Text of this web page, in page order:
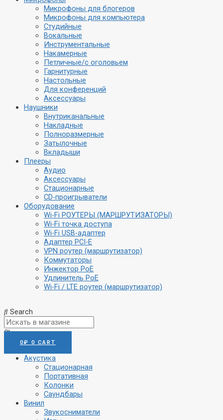
Микрофоны для блогеров
Микрофоны для компьютера
Студийные
Вокальные
Инструментальные
Накамерные
Петличные/с оголовьем
Гарнитурные
Настольные
Для конференций
Аксессуары
Наушники
Внутриканальные
Накладные
Полноразмерные
Затылочные
Вкладыши
Плееры
Аудио
Аксессуары
Стационарные
CD-проигрыватели
Оборудование
Wi-Fi РОУТЕРЫ (МАРШРУТИЗАТОРЫ)
Wi-Fi точка доступа
Wi-Fi USB-адаптер
Адаптер PCI-E
VPN роутер (маршрутизатор)
Коммутаторы
Инжектор PoE
Удлинитель PoE
Wi-Fi / LTE роутер (маршрутизатор)
Search
Close
0₽ 0 CART
Акустика
Стационарная
Портативная
Колонки
Саундбары
Винил
Звукосниматели